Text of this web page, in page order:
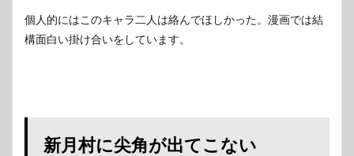
個人的にはこのキャラ二人は絡んでほしかった。漫画では結
構面白い掛け合いをしています。
新月村に尖角が出てこない